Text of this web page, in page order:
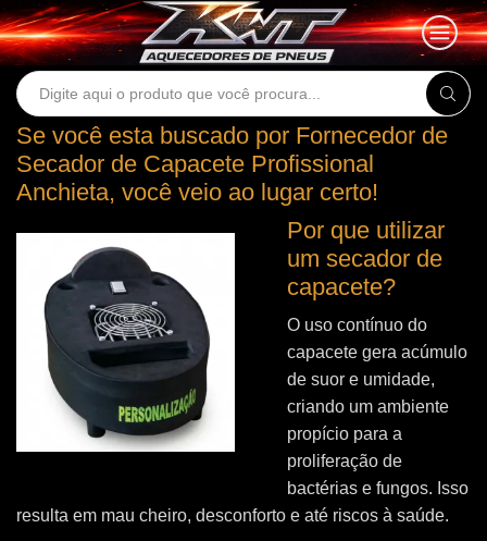
Search
Se você esta buscado por Fornecedor de
Secador de Capacete Profissional
Anchieta, você veio ao lugar certo!
Por que utilizar
um secador de
capacete?
O uso contínuo do
capacete gera acúmulo
de suor e umidade,
criando um ambiente
propício para a
proliferação de
bactérias e fungos. Isso
resulta em mau cheiro, desconforto e até riscos à saúde.